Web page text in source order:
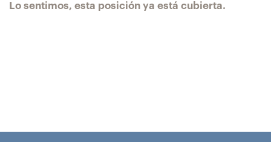
Lo sentimos, esta posición ya está cubierta.